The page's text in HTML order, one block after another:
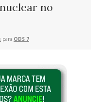
no
para ODS 7